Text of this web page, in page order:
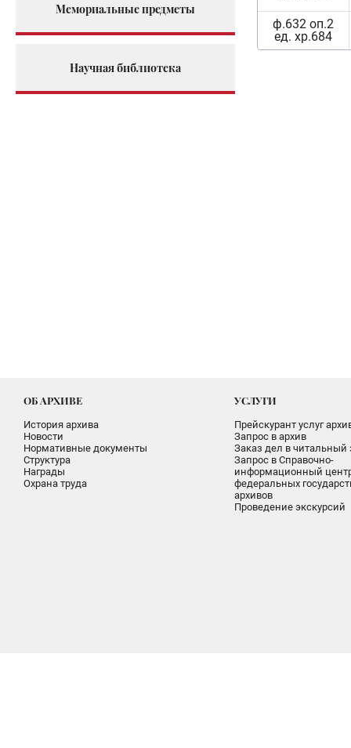
Мемориальные предметы
Научная библиотека
ф.632 оп.2
ед. хр.684
ОБ АРХИВЕ
История архива
Новости
Нормативные документы
Структура
Награды
Охрана труда
УСЛУГИ
Прейскурант услуг
Запрос в архив
Заказ дел в читальный
Запрос в Справочно-
информационный
федеральных
архивов
Проведение экскурсий